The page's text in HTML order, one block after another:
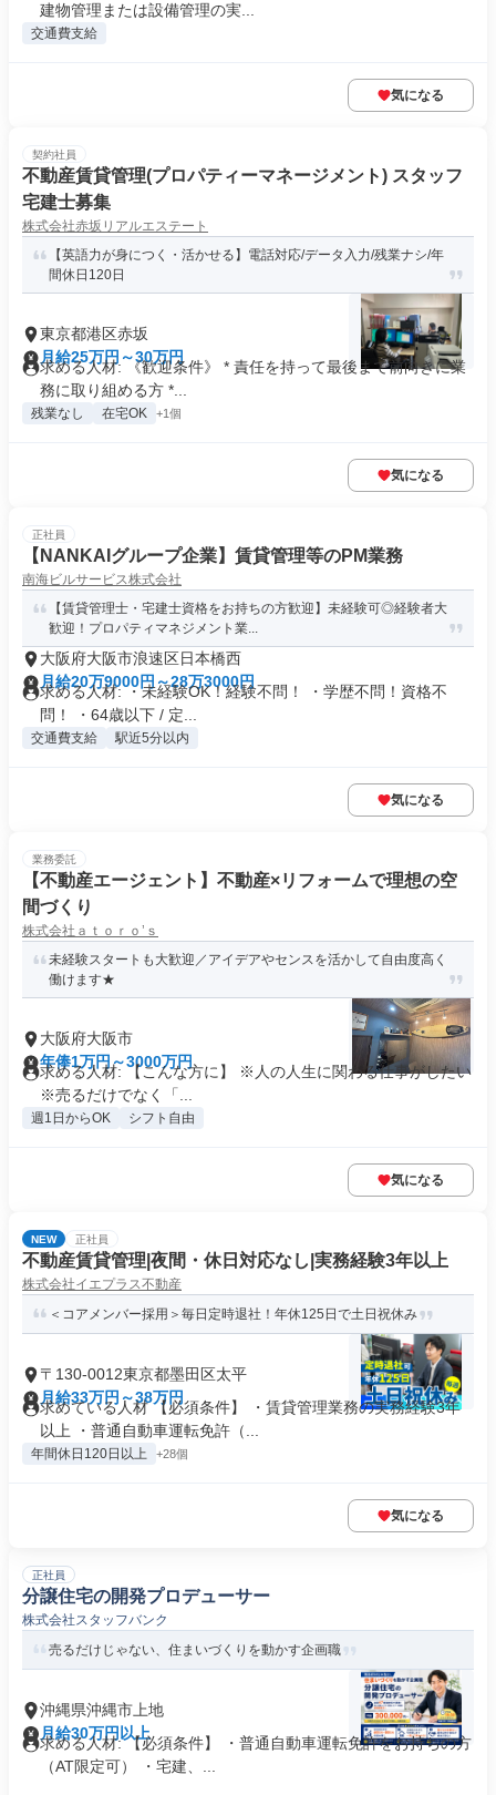
建物管理または設備管理の実...
交通費支給
気になる
契約社員
不動産賃貸管理(プロパティーマネージメント) スタッフ
宅建士募集
株式会社赤坂リアルエステート
【英語力が身につく・活かせる】電話対応/データ入力/残業ナシ/年
間休日120日
東京都港区赤坂
月給25万円～30万円
求める人材: 《歓迎条件》 * 責任を持って最後まで前向きに業
務に取り組める方 *...
残業なし 在宅OK +1個
気になる
正社員
【NANKAIグループ企業】賃貸管理等のPM業務
南海ビルサービス株式会社
【賃貸管理士・宅建士資格をお持ちの方歓迎】未経験可◎経験者大
歓迎！プロパティマネジメント業...
大阪府大阪市浪速区日本橋西
月給20万9000円～28万3000円
求める人材: ・未経験OK！経験不問！ ・学歴不問！資格不
問！ ・64歳以下 / 定...
交通費支給 駅近5分以内
気になる
業務委託
【不動産エージェント】不動産×リフォームで理想の空
間づくり
株式会社ａｔｏｒｏ’ｓ
未経験スタートも大歓迎／アイデアやセンスを活かして自由度高く
働けます★
大阪府大阪市
年俸1万円～3000万円
求める人材: 【こんな方に】 ※人の人生に関わる仕事がしたい
※売るだけでなく「...
週1日からOK シフト自由
気になる
NEW 正社員
不動産賃貸管理|夜間・休日対応なし|実務経験3年以上
株式会社イエプラス不動産
＜コアメンバー採用＞毎日定時退社！年休125日で土日祝休み
〒130-0012東京都墨田区太平
月給33万円～38万円
求めている人材 【必須条件】 ・賃貸管理業務の実務経験3年
以上 ・普通自動車運転免許（...
年間休日120日以上 +28個
気になる
正社員
分譲住宅の開発プロデューサー
株式会社スタッフバンク
売るだけじゃない、住まいづくりを動かす企画職
沖縄県沖縄市上地
月給30万円以上
求める人材: 【必須条件】 ・普通自動車運転免許をお持ちの方
（AT限定可） ・宅建、...